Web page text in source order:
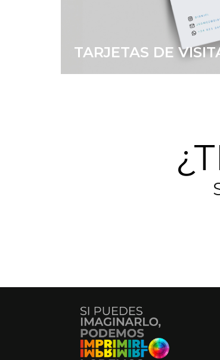
TARJETAS DE